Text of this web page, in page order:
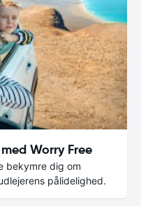
Worry Free
bekymre dig om
pålidelighed.